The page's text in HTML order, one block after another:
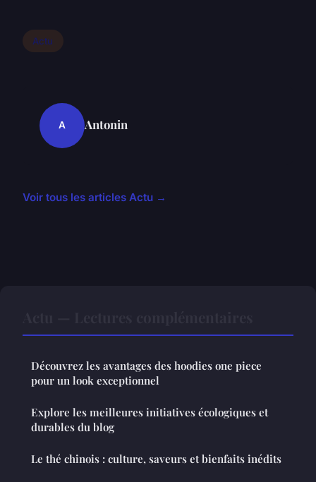
Actu
A Antonin
Voir tous les articles Actu →
Découvrez les avantages des hoodies one piece
pour un look exceptionnel
Explore les meilleures initiatives écologiques et
durables du blog
Le thé chinois : culture, saveurs et bienfaits inédits